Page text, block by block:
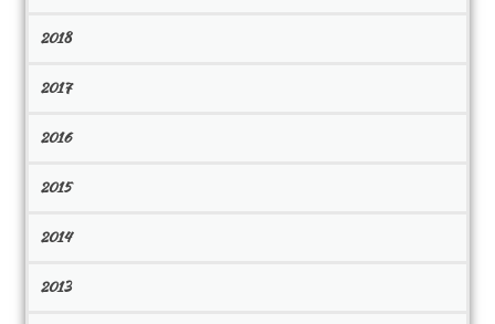
2018
2017
2016
2015
2014
2013